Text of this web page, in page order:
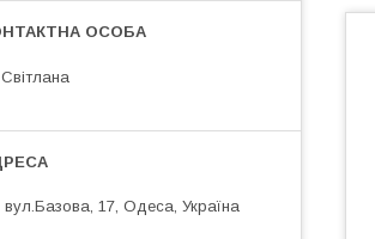
Світлана
вул.Базова, 17, Одеса, Україна